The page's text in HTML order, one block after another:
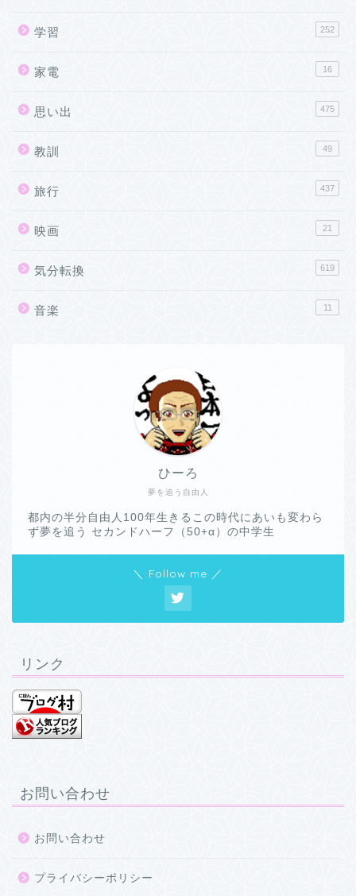
学習 252
家電 16
思い出 475
教訓 49
旅行 437
映画 21
気分転換 619
音楽 11
夢を追う自由人
ひーろ
都内の半分自由人100年生きるこの時代にあいも変わら
ず夢を追う セカンドハーフ（50+α）の中学生
＼ Follow me ／
リンク
お問い合わせ
お問い合わせ
プライバシーポリシー